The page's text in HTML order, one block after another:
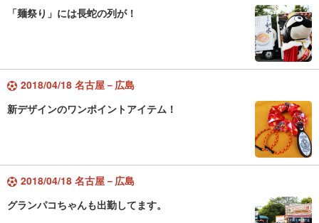
「麺祭り」には長蛇の列が！
2018/04/18 名古屋－広島
新デザインのワンポイントアイテム！
2018/04/18 名古屋－広島
グランパコちゃんも出勤してます。